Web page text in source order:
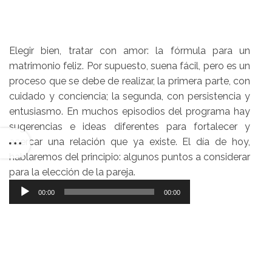
Elegir bien, tratar con amor: la fórmula para un
matrimonio feliz. Por supuesto, suena fácil, pero es un
proceso que se debe de realizar, la primera parte, con
cuidado y conciencia; la segunda, con persistencia y
entusiasmo. En muchos episodios del programa hay
sugerencias e ideas diferentes para fortalecer y
acercar una relación que ya existe. El día de hoy,
hablaremos del principio: algunos puntos a considerar
para la elección de la pareja.
Reproductor
de
00:00 00:00